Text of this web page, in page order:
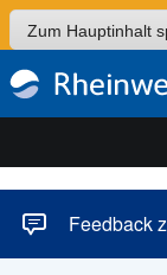
Zum Hauptinhalt
Sommer-
Feedback